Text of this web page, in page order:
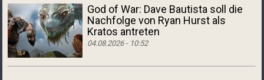
God of War: Dave Bautista soll die
Nachfolge von Ryan Hurst als
Kratos antreten
04.08.2026 - 10:52